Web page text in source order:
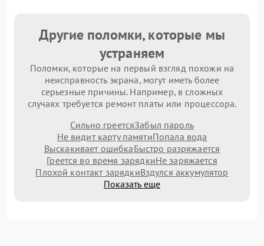
Другие поломки, которые мы
устраняем
Поломки, которые на первый взгляд похожи на
неисправность экрана, могут иметь более
серьезные причины. Например, в сложных
случаях требуется ремонт платы или процессора.
Сильно греетсяЗабыл пароль
Не видит карту памятиПопала вода
Выскакивает ошибкаБыстро разряжается
Греется во время зарядкиНе заряжается
Плохой контакт зарядкиВздулся аккумулятор
Показать еще